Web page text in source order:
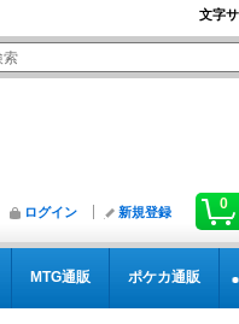
文字
0
ログイン 新規登録
MTG通販 ポケカ通販